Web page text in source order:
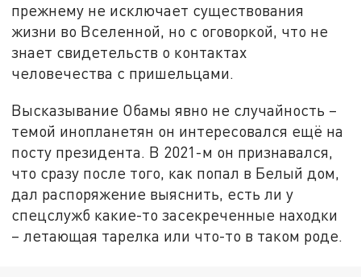
прежнему не исключает существования
жизни во Вселенной, но с оговоркой, что не
знает свидетельств о контактах
человечества с пришельцами.
Высказывание Обамы явно не случайность –
темой инопланетян он интересовался ещё на
посту президента. В 2021-м он признавался,
что сразу после того, как попал в Белый дом,
дал распоряжение выяснить, есть ли у
спецслужб какие-то засекреченные находки
– летающая тарелка или что-то в таком роде.